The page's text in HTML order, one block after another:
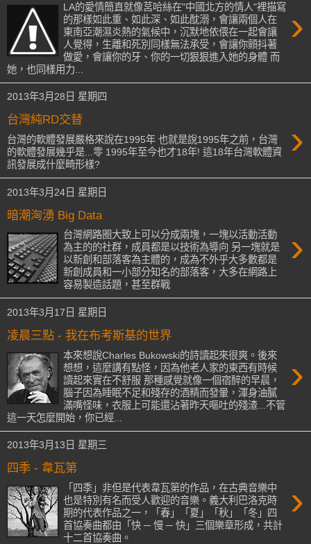
›
LA的愛情簡直就像莒哈絲在"中國北方的情人"裡描寫
的那樣如此重、如此深、如此酖溺，會讓兩個人在
東南亞潮濕炎熱的氣候中，沉默地依偎在一起會讓
人覺得，生離和死別同樣無法承受，會讓你顫抖著
做愛，會讓你的牙、你的一切狠狠進入她的身體 而
她，也同樣用力...
2013年3月28日 星期四
台灣純RD交替 ›
台灣的軟體發展嚴格來說在1995年 也就是說1995年之前，台灣
的軟體發展幾乎是...零 1995年至今也才18年! 這18年台灣軟體資
訊發展成什麼畸形樣?
2013年3月24日 星期日
暗潮洶湧 Big Data
›
台灣網路圈大致上可以分成兩塊，一塊以活動活動
為主的的社群，成員都是以技術為導向 另一塊就是
以新創和部落客為主體的，成為不外乎大多數都是
新創成員和一小部分知名的部落客，大多在網路上
容易製造話題，甚至群戰
2013年3月17日 星期日
凌晨三點 - 我在布考斯基的世界
›
本來想說Charles Bukowski的詩讀起來很爽。後來
想想，這麼講有點怪，因為他老人家的東西有時候
讀起來實在不舒服 那種感覺就像一個宿醉的早晨，
腦子因為睡眠不足和殘存的酒精而發暈，渾身油膩
滿嘴怪味，衣服上可能還沾著昨天嘔吐的殘渣...不管
這一天怎麼開始，你已經...
2013年3月13日 星期三
四季 - 韋瓦第
›
「四季」非但是代表韋瓦第的作品，在古典音樂中
也是特別有名而受人歡迎的音樂。義大利巴洛克時
期的代表作品之一，「春」「夏」「秋」「冬」四
首協奏曲都由「快 ─ 慢 ─ 快」三個樂章形成，共計
十二首協奏曲。